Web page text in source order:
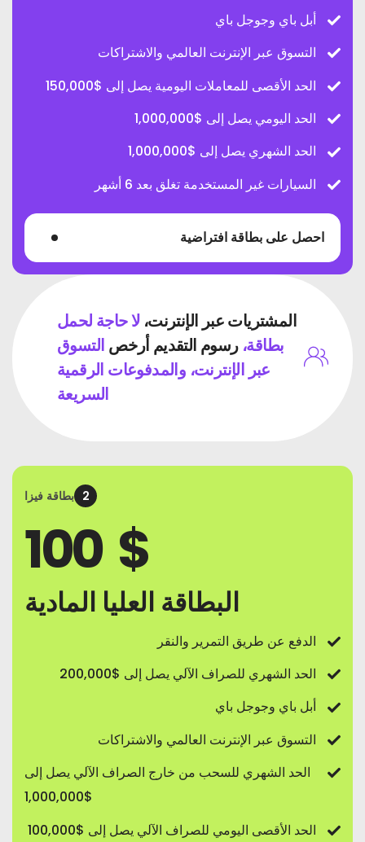
أبل باي وجوجل باي
التسوق عبر الإنترنت العالمي والاشتراكات
الحد الأقصى للمعاملات اليومية يصل إلى $150,000
الحد اليومي يصل إلى $1,000,000
الحد الشهري يصل إلى $1,000,000
السيارات غير المستخدمة تغلق بعد 6 أشهر
احصل على بطاقة افتراضية
المشتريات عبر الإنترنت،لا حاجة لحمل
بطاقة،رسوم التقديم أرخص التسوق
عبر الإنترنت، والمدفوعات الرقمية
السريعة
2 بطاقة فيزا
$
100
البطاقة العليا المادية
الدفع عن طريق التمرير والنقر
الحد الشهري للصراف الآلي يصل إلى $200,000
أبل باي وجوجل باي
التسوق عبر الإنترنت العالمي والاشتراكات
الحد الشهري للسحب من خارج الصراف الآلي يصل إلى
$1,000,000
الحد الأقصى اليومي للصراف الآلي يصل إلى $100,000